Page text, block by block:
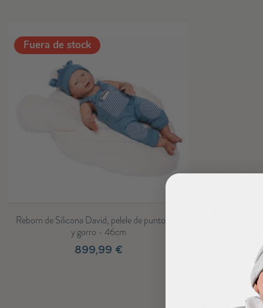
Fuera de stock
Reborn de Silicona David, pelele de punto azul
y gorro - 46cm
899,99 €